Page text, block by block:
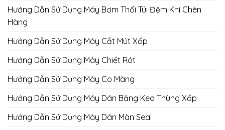
Hướng Dẫn Sử Dụng Máy Bơm Thổi Túi Đệm Khí Chèn
Hàng
Hướng Dẫn Sử Dụng Máy Cắt Mút Xốp
Hướng Dẫn Sử Dụng Máy Chiết Rót
Hướng Dẫn Sử Dụng Máy Co Màng
Hướng Dẫn Sử Dụng Máy Dán Băng Keo Thùng Xốp
Hướng Dẫn Sử Dụng Máy Dán Màn Seal